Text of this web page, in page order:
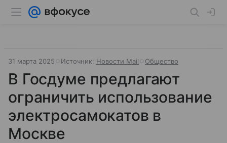
31 марта 2025 Источник: Новости Mail Общество
В Госдуме предлагают
ограничить использование
электросамокатов в
Москве